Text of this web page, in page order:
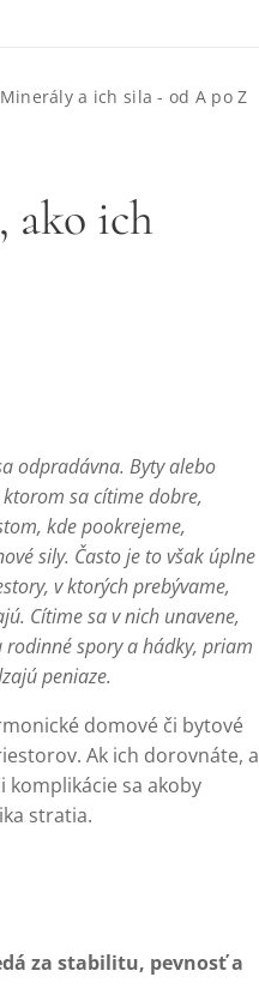
Minerály a ich sila - od A po Z
ako ich
odpradávna. Byty alebo
sa cítime dobre,
kde pookrejeme,
sily. Často je to však úplne
v ktorých prebývame,
Cítime sa v nich unavene,
spory a hádky, priam
peniaze.
domové či bytové
Ak ich dorovnáte, a
sa akoby
stratia.
za stabilitu, pevnosť a